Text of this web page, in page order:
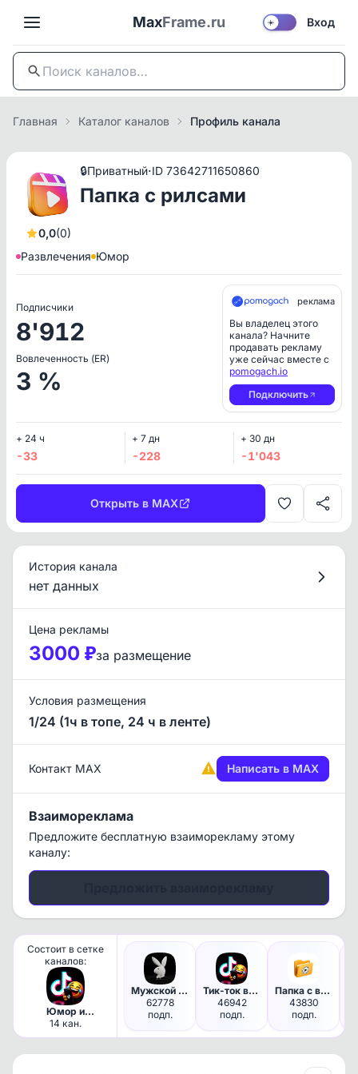
MaxFrame.ru ☀️ Вход
Главная Каталог каналов Профиль канала
0,0(0)
🔒Приватный·ID 73642711650860
Папка с рилсами
Развлечения Юмор
Подписчики
8'912
Вовлеченность (ER)
3 %
реклама
Вы владелец этого
канала? Начните
продавать рекламу
уже сейчас вместе с
pomogach.io
Подключить
+ 24 ч
-33
+ 7 дн
-228
+ 30 дн
-1'043
Открыть в MAX
История канала
нет данных
Цена рекламы
3000 ₽за размещение
Условия размещения
1/24 (1ч в топе, 24 ч в ленте)
Контакт MAX Написать в MAX
Взаимореклама
Предложите бесплатную взаиморекламу этому
каналу:
Состоит в сетке
каналов:
Юмор и
развлечения
14 кан.
Мужской журнал
62778
подп.
Тик-ток видосики
46942
подп.
Папка с видосами
43830
подп.